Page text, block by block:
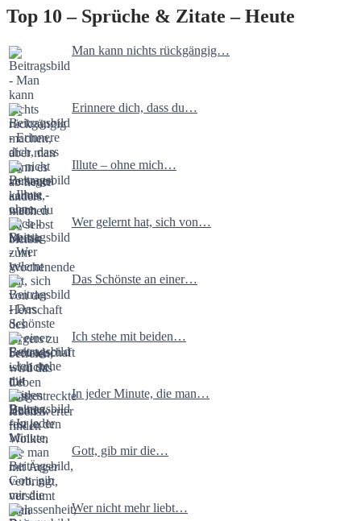
Top 10 – Sprüche & Zitate – Heute
Man kann nichts rückgängig…
Erinnere dich, dass du…
Illute – ohne mich…
Wer gelernt hat, sich von…
Das Schönste an einer…
Ich stehe mit beiden…
In jeder Minute, die man…
Gott, gib mir die…
Wer nicht mehr liebt…